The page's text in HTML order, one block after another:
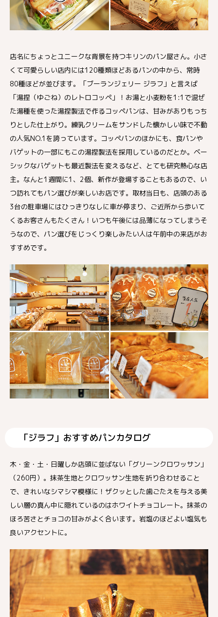
店名にちょっとユニークな背景を持つキリンのパン屋さん。小さ
くて可愛らしい店内には120種類ほどあるパンの中から、常時
80種ほどが並びます。「ブーランジェリー ジラフ」と言えば
「湯捏（ゆごね）のレトロコッペ」！お湯と小麦粉を1:1で混ぜ
た湯種を使った湯捏製法で作るコッペパンは、甘みがありもっち
りとした仕上がり。練乳クリームをサンドした懐かしい味で不動
の人気NO.1を誇っています。コッペパンのほかにも、食パンや
バゲットの一部にもこの湯捏製法を採用しているのだとか。ベー
シックなバゲットも最近製法を変えるなど、とても研究熱心な店
主。なんと1週間に1、2個、新作が登場することもあるので、い
つ訪れてもパン選びが楽しいお店です。取材当日も、店頭のある
3台の駐車場にはひっきりなしに車が停まり、ご近所から歩いて
くるお客さんもたくさん！いつも午後には品薄になってしまうそ
うなので、パン選びをじっくり楽しみたい人は午前中の来店がお
すすめです。
「ジラフ」おすすめパンカタログ
木・金・土・日曜しか店頭に並ばない「グリーンクロワッサン」
（260円）。抹茶生地とクロワッサン生地を折り合わせること
で、きれいなシマシマ模様に！ザクッとした歯ごたえを与える美
しい層の真ん中に隠れているのはホワイトチョコレート。抹茶の
ほろ苦さとチョコの甘みがよく合います。岩塩のほどよい塩気も
良いアクセントに。